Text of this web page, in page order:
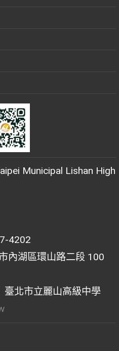
Municipal Lishan High
4202
內湖區環山路二段 100
臺北市立麗山高級中學